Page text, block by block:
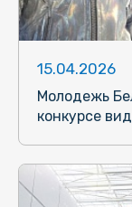
15.04.2026
Молодежь
конкурсе